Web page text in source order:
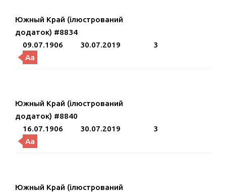
Южный Край (ілюстрований
додаток) #8834
09.07.1906
30.07.2019
3
Aa
Южный Край (ілюстрований
додаток) #8840
16.07.1906
30.07.2019
3
Aa
Южный Край (ілюстрований